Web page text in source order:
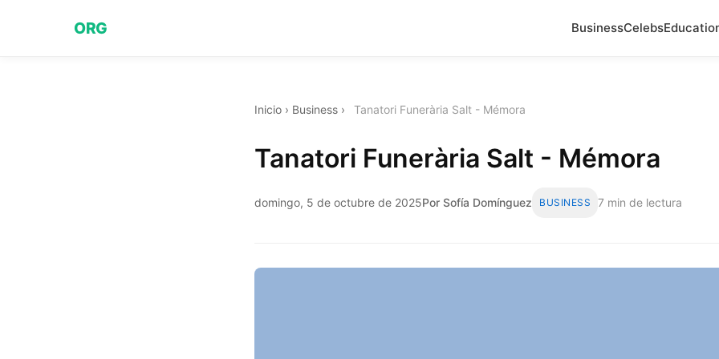
ORG BusinessCelebs
Inicio › Business › Tanatori Funerària Salt - Mémora
Tanatori Funerària Salt - Mémora
domingo, 5 de octubre de 2025Por Sofía Domínguez BUSINESS 7 min de lectura